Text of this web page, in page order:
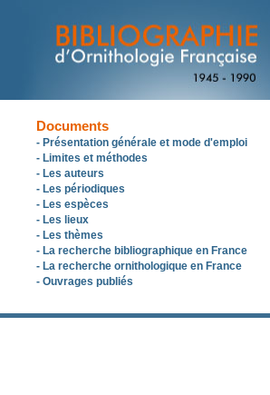
Documents
- Présentation générale et mode d'emploi
- Limites et méthodes
- Les auteurs
- Les périodiques
- Les espèces
- Les lieux
- Les thèmes
- La recherche bibliographique en France
- La recherche ornithologique en France
- Ouvrages publiés